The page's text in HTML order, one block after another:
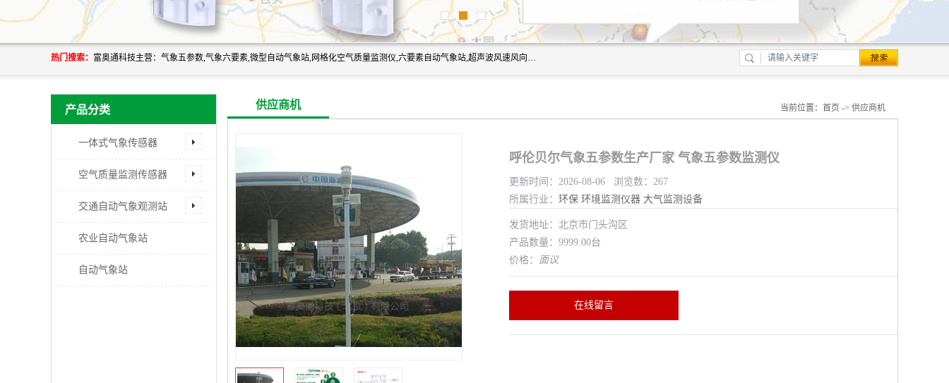
热门搜索： 富奥通科技主营：气象五参数,气象六要素,微型自动气象站,网格化空气质量监测仪,六要素自动气象站,超声波风速风向传感器,能见度仪,大气微型站,交通自动气象站,高速路面结冰监测,路面状况传感器等。
产品分类
一体式气象传感器
空气质量监测传感器
交通自动气象观测站
农业自动气象站
自动气象站
供应商机 当前位置： 首页 -> 供应商机
呼伦贝尔气象五参数生产厂家 气象五参数监测仪
更新时间：2026-08-06 浏览数：267
所属行业： 环保 环境监测仪器 大气监测设备
发货地址：北京市门头沟区
产品数量：9999.00台
价格： 面议
在线留言